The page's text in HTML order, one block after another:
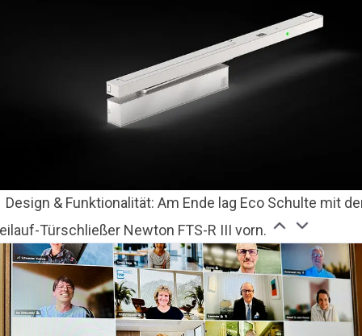
Design & Funktionalität: Am Ende lag Eco Schulte mit
Türschließer Newton FTS-R III vorn.